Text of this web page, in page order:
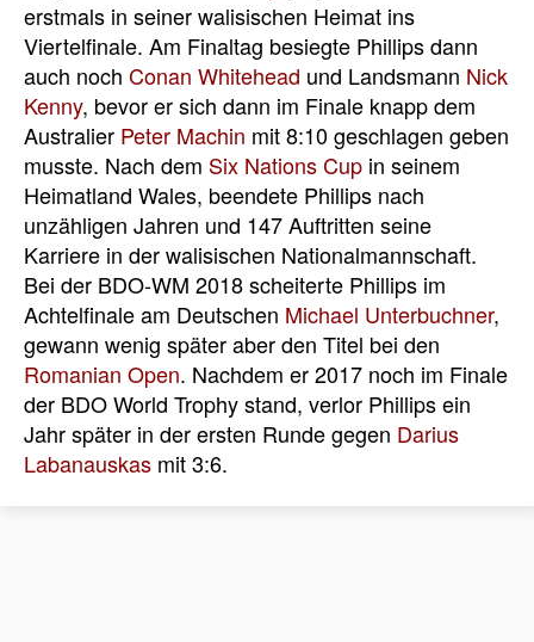
erstmals in seiner walisischen Heimat ins
Viertelfinale. Am Finaltag besiegte Phillips dann
auch noch Conan Whitehead und Landsmann Nick
Kenny, bevor er sich dann im Finale knapp dem
Australier Peter Machin mit 8:10 geschlagen geben
musste. Nach dem Six Nations Cup in seinem
Heimatland Wales, beendete Phillips nach
unzähligen Jahren und 147 Auftritten seine
Karriere in der walisischen Nationalmannschaft.
Bei der BDO-WM 2018 scheiterte Phillips im
Achtelfinale am Deutschen Michael Unterbuchner,
gewann wenig später aber den Titel bei den
Romanian Open. Nachdem er 2017 noch im Finale
der BDO World Trophy stand, verlor Phillips ein
Jahr später in der ersten Runde gegen Darius
Labanauskas mit 3:6.